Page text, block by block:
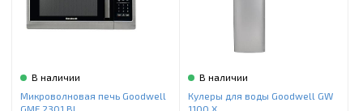
В наличии
Микроволновая печь Goodwell
GMF 2301 BL
В наличии
Кулеры для воды Goodwell GW
1100 X